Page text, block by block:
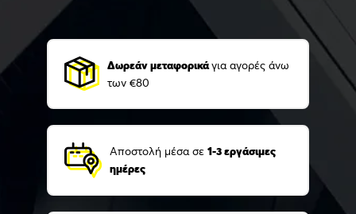
Δωρεάν μεταφορικάγια αγορές άνω
των €80
Αποστολή μέσα σε 1-3 εργάσιμες
ημέρες